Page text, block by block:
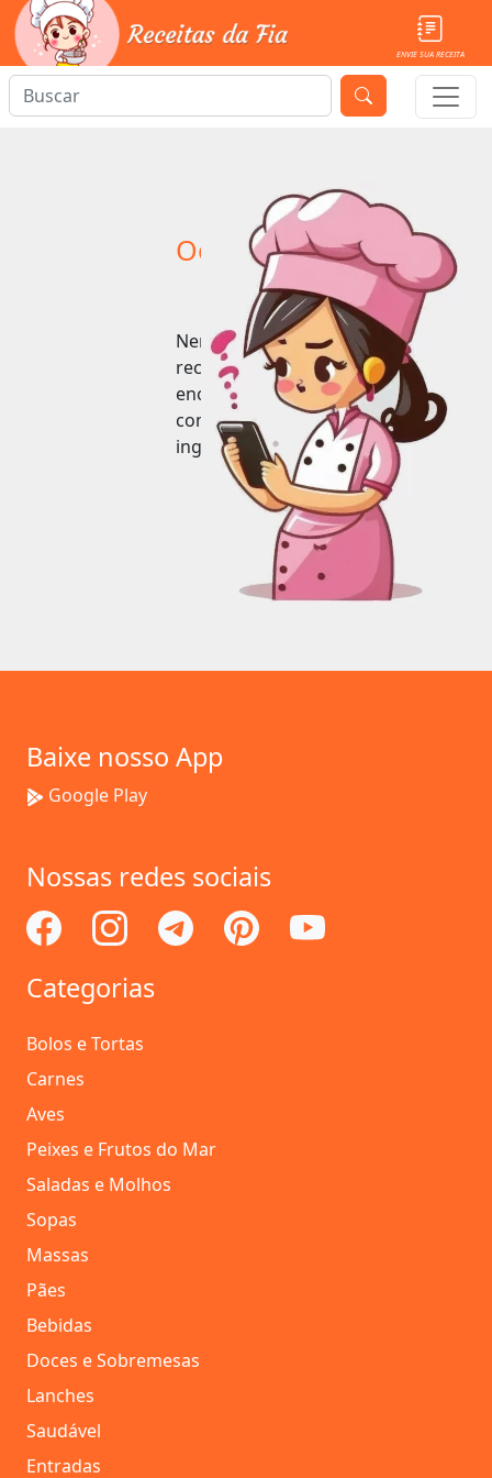
ENVIE SUA RECEITA
Ooops!
Nenhuma
receita
encontrada
com esse
ingrediente.
Baixe nosso App
Google Play
Nossas redes sociais
Categorias
Bolos e Tortas
Carnes
Aves
Peixes e Frutos do Mar
Saladas e Molhos
Sopas
Massas
Pães
Bebidas
Doces e Sobremesas
Lanches
Saudável
Entradas